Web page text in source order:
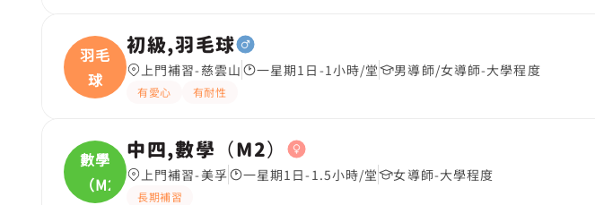
羽毛
球
初級,羽毛球
上門補習-慈雲山 一星期1日-1小時/堂 男導師/女導師-大學程度
有愛心 有耐性
數學
（M2
中四,數學（M2）
上門補習-美孚 一星期1日-1.5小時/堂 女導師-大學程度
長期補習